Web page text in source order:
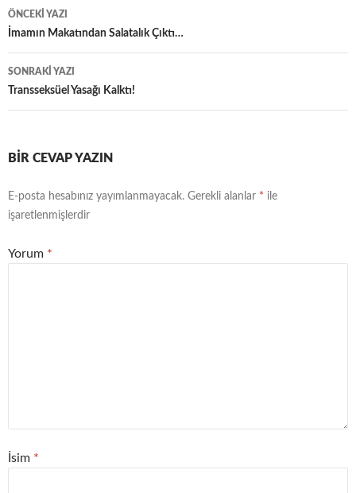
Yazı
dolaşımı
ÖNCEKI YAZI
İmamın Makatından Salatalık Çıktı…
SONRAKI YAZI
Transseksüel Yasağı Kalktı!
BIR CEVAP YAZIN
E-posta hesabınız yayımlanmayacak. Gerekli alanlar * ile
işaretlenmişlerdir
Yorum *
İsim *